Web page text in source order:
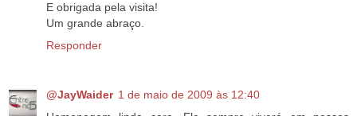
E obrigada pela visita!
Um grande abraço.
Responder
@JayWaider 1 de maio de 2009 às 12:40